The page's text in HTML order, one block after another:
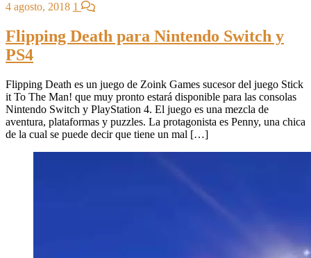
4 agosto, 2018 1
Flipping Death para Nintendo Switch y
PS4
Flipping Death es un juego de Zoink Games sucesor del juego Stick
it To The Man! que muy pronto estará disponible para las consolas
Nintendo Switch y PlayStation 4. El juego es una mezcla de
aventura, plataformas y puzzles. La protagonista es Penny, una chica
de la cual se puede decir que tiene un mal […]